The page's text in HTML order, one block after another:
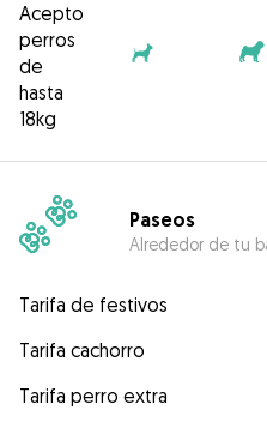
Acepto
perros
de
hasta
18kg
Paseos
Alrededor de tu
Tarifa de festivos
Tarifa cachorro
Tarifa perro extra